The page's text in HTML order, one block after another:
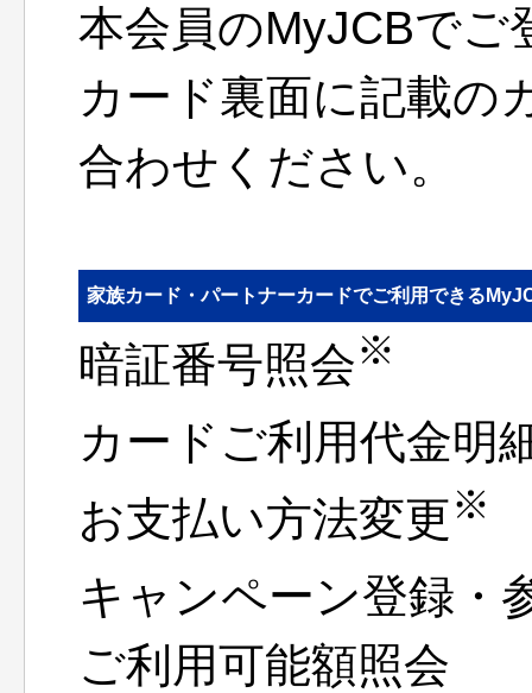
本会員のMyJCBでご
カード裏面に記載の
合わせください。
家族カード・パートナーカードでご利用できる
暗証番号照会※
カードご利用代金明
お支払い方法変更※
キャンペーン登録・
ご利用可能額照会